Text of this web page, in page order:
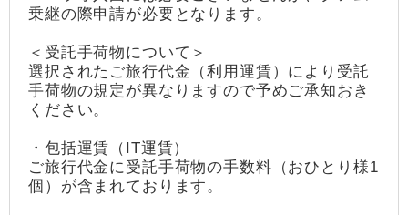
乗継の際申請が必要となります。
＜受託手荷物について＞
選択されたご旅行代金（利用運賃）により受託
手荷物の規定が異なりますので予めご承知おき
ください。
・包括運賃（IT運賃）
ご旅行代金に受託手荷物の手数料（おひとり様1
個）が含まれております。